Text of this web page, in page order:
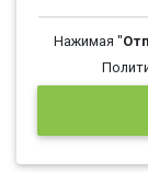
Нажимая "